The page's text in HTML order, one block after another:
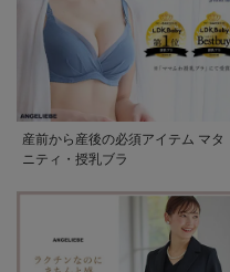
産前から産後の必須アイテム マタ
ニティ・授乳ブラ